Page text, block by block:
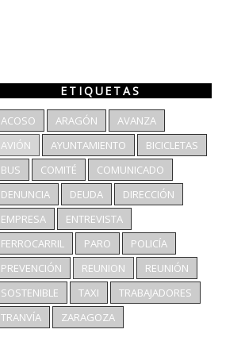
ETIQUETAS
ACOSO ARAGÓN
AVANZA
AVIÓN
AYUNTAMIENTO
BICICLETAS
BUS
COMITÉ
COMUNICADO
DENUNCIA
DEUDA
DIRECCIÓN
EMPRESA
ENTREVISTA
FERROCARRIL
PARO
POLICÍA
PREVENCIÓN
REUNION
REUNIÓN
SOSTENIBLE
TAXI
TRABAJADORES
TRANVÍA
ZARAGOZA